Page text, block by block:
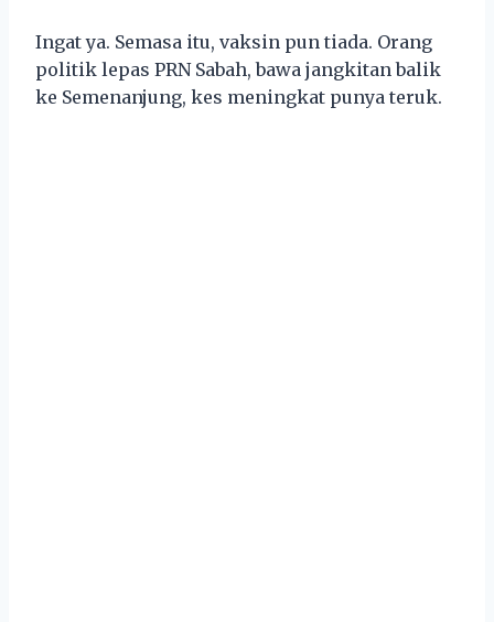
Ingat ya. Semasa itu, vaksin pun tiada. Orang
politik lepas PRN Sabah, bawa jangkitan balik
ke Semenanjung, kes meningkat punya teruk.